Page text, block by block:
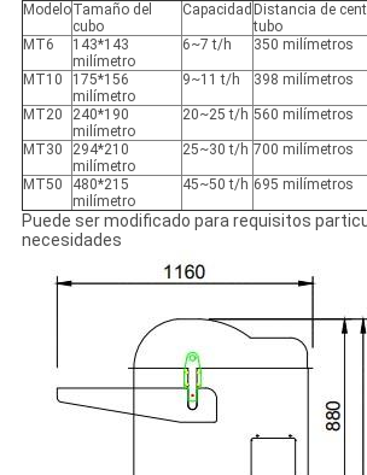
ModeloTamaño del
cubo
Capacidad Distancia de
tubo
MT6
143*143
milímetro
6~7 t/h 350 milímetros
MT10
175*156
milímetro
9~11 t/h 398 milímetros
MT20
240*190
milímetro
20~25 t/h 560 milímetros
MT30
294*210
milímetro
25~30 t/h 700 milímetros
MT50
480*215
milímetro
45~50 t/h 695 milímetros
Puede ser modificado para requisitos
necesidades